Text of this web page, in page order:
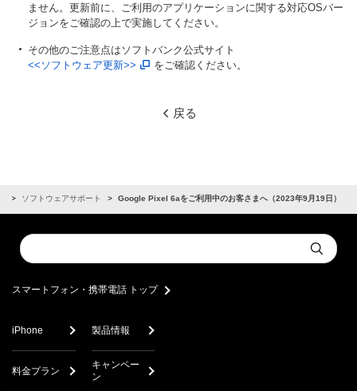
ません。更新前に、ご利用のアプリケーションに関する対応OSバー
ジョンをご確認の上で実施してください。
その他のご注意点はソフトバンク公式サイト
<<ソフトウェア更新>>
をご確認ください。
戻る
ソフトウェアサポート Google Pixel 6aをご利用中のお客さまへ（2023年9月19日）
Conduct
a
Submit
スマートフォン・携帯電話 トップ
iPhone 製品情報
料金プラン
キャンペー
ン